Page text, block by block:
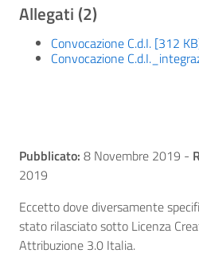
Allegati (2)
Convocazione C.d.I. [312
Convocazione
Pubblicato: 8 Novembre 2019 -
2019
Eccetto dove diversamente
stato rilasciato sotto Licenza
Attribuzione 3.0 Italia.